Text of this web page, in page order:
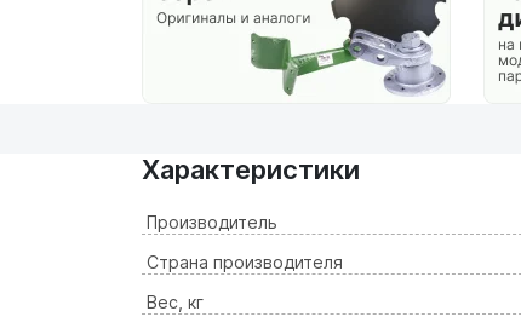
Характеристики
Производитель
Страна производителя
Вес, кг